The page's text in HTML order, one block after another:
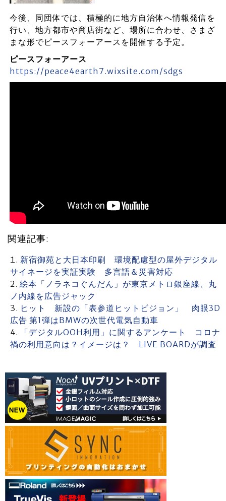
今後、同団体では、積極的に地方自治体へ情報発信を
行い、地方都市や商店街など、場所に合わせ、さまざ
まな形でピースフォーアースを開催する予定。
ピースフォーアース
https://peace4earth7.wixsite.com/sdgs
関連記事:
新宿御苑と大日本印刷 環境配慮型の屋外デジタル
サイネージを実証実験 多言語＆災害対応
絵本「ノラネコぐんだん」が東京メトロ銀座線、丸
ノ内線を広告ジャック
ヒット 新設の「表参道ヒットビジョン」 肉眼3D
広告 第1弾はBMWの次世代電気自動車
「デジタルOOH利用」に関するアンケート コロナ
禍の利用意向は？イメージは？ LIVE BOARDが調査